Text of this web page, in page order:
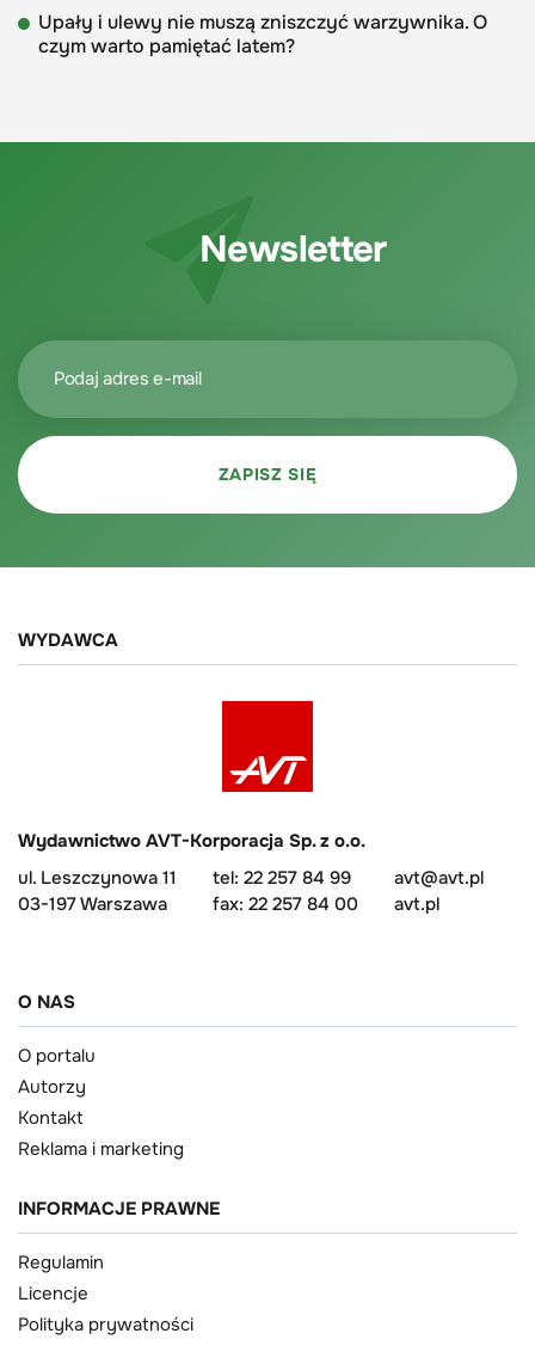
Upały i ulewy nie muszą zniszczyć warzywnika. O
czym warto pamiętać latem?
Newsletter
WYDAWCA
Wydawnictwo AVT-Korporacja Sp. z o.o.
ul. Leszczynowa 11
03-197 Warszawa
tel: 22 257 84 99
fax: 22 257 84 00
avt@avt.pl
avt.pl
O NAS
O portalu
Autorzy
Kontakt
Reklama i marketing
INFORMACJE PRAWNE
Regulamin
Licencje
Polityka prywatności